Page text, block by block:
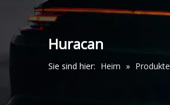
Huracan
Sie sind hier: Heim » Produkte